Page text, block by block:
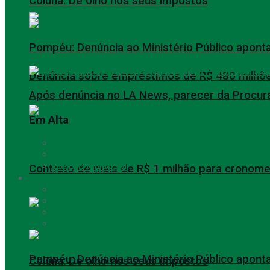
Denúncia sobre empréstimos de R$ 480
Contrato de mais de R$ 1 milhão para
Coluna: De olho nos seus impostos
Pompéu: Denúncia ao Ministério Público
Após denúncia no LA News, parecer da
Em Alta
Eleição Municipal
Pompéu: Denúncia ao Ministério Público